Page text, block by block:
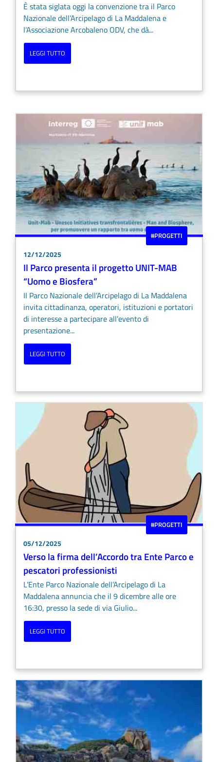
È stata siglata oggi la convenzione tra il Parco
Nazionale dell’Arcipelago di La Maddalena e
l’Associazione Arcobaleno ODV, che dà...
LEGGI TUTTO
#PROGETTI
12/12/2025
Il Parco presenta il progetto UNIT-MAB
“Uomo e Biosfera”
Il Parco Nazionale dell’Arcipelago di La Maddalena
invita cittadinanza, operatori, istituzioni e portatori
di interesse a partecipare all’evento di
presentazione...
LEGGI TUTTO
#PROGETTI
05/12/2025
Verso la firma dell’Accordo tra Ente Parco e
pescatori professionisti
L’Ente Parco Nazionale dell’Arcipelago di La
Maddalena annuncia che il 9 dicembre alle ore
16:30, presso la sede di via Giulio...
LEGGI TUTTO